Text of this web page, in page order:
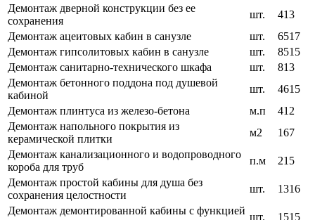
Демонтаж дверной конструкции без ее
сохранения
шт.
413
Демонтаж ацеитовых кабин в санузле
шт.
6517
Демонтаж гипсолитовых кабин в санузле
шт.
8515
Демонтаж санитарно-технического шкафа
шт.
813
Демонтаж бетонного поддона под душевой
кабиной
шт.
4615
Демонтаж плинтуса из железо-бетона
м.п
412
Демонтаж напольного покрытия из
керамической плитки
м2
167
Демонтаж канализационного и водопроводного
короба для труб
п.м
215
Демонтаж простой кабины для душа без
сохранения целостности
шт.
1316
Демонтаж демонтированной кабины с функцией
шт.
1515